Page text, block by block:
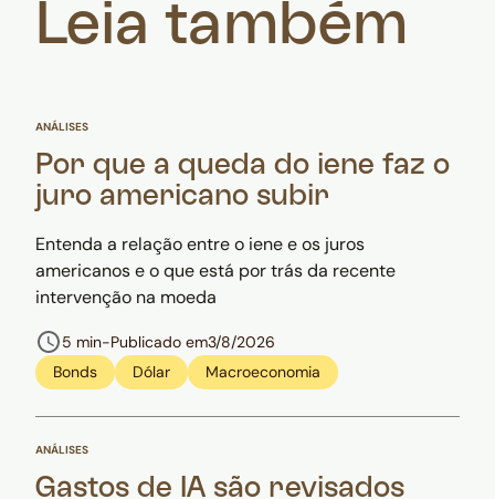
Leia também
ANÁLISES
Por que a queda do iene faz o
juro americano subir
Entenda a relação entre o iene e os juros
americanos e o que está por trás da recente
intervenção na moeda
5 min-Publicado em3/8/2026
Bonds
Dólar Macroeconomia
ANÁLISES
Gastos de IA são revisados